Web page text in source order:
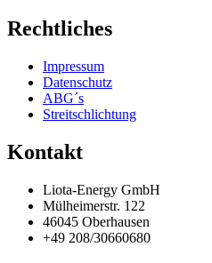
Rechtliches
Impressum
Datenschutz
ABG´s
Streitschlichtung
Kontakt
Liota-Energy GmbH
Mülheimerstr. 122
46045 Oberhausen
+49 208/30660680